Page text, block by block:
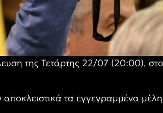
της Τετάρτης 22/07 (20:00),
τα εγγεγραμμένα